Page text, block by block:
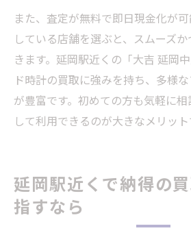
また、査定が無料で即日現金化が
している店舗を選ぶと、スムーズ
きます。延岡駅近くの「大吉 延岡
ド時計の買取に強みを持ち、多様
が豊富です。初めての方も気軽に
して利用できるのが大きなメリット
延岡駅近くで納得の
指すなら